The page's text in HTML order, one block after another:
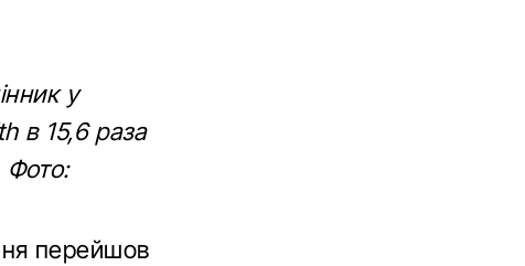
у
в 15,6 раза
Фото:
перейшов